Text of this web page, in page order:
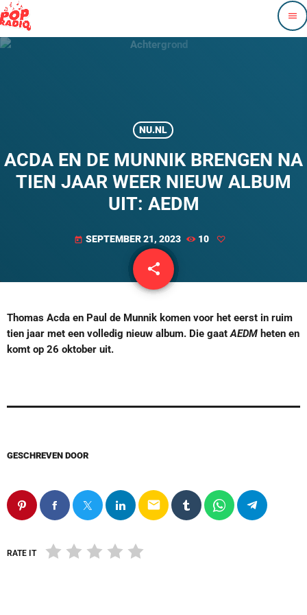
menu
NU.NL
ACDA EN DE MUNNIK BRENGEN NA
TIEN JAAR WEER NIEUW ALBUM
UIT: AEDM
today SEPTEMBER 21, 2023 10
share
email
Thomas Acda en Paul de Munnik komen voor het eerst in ruim
tien jaar met een volledig nieuw album. Die gaatAEDM heten en
komt op 26 oktober uit.
GESCHREVEN DOOR
email
RATE IT